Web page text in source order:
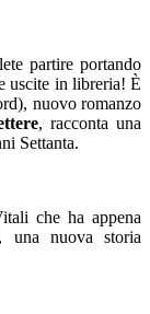
partire portando
uscite in libreria! È
nuovo romanzo
, racconta una
Settanta.
che ha appena
una nuova storia